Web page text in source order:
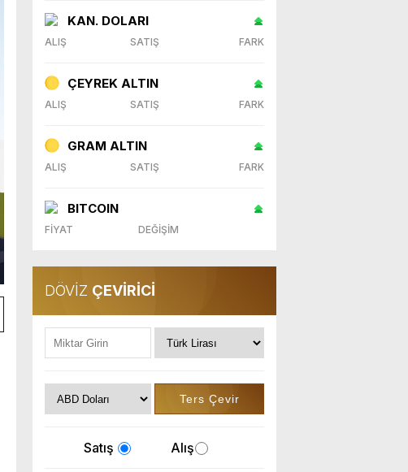
KAN. DOLARI
ALIŞ SATIŞ FARK
ÇEYREK ALTIN
ALIŞ SATIŞ FARK
GRAM ALTIN
ALIŞ SATIŞ FARK
BITCOIN
FİYAT DEĞİŞİM
DÖVİZ ÇEVİRİCİ
Satış Alış